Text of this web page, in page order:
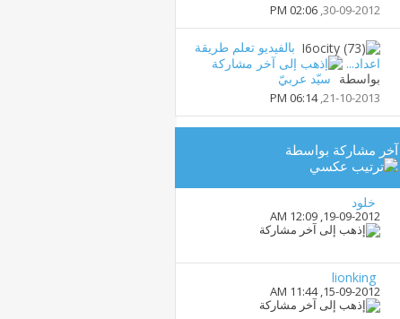
30-09-2012,
02:06 PM
بالفيديو تعلم طريقة
اعداد...
بواسطة سيّد عربيّ
21-10-2013,
06:14 PM
آخر مشاركة بواسطة
خلود
19-09-2012,
12:09 AM
lionking
15-09-2012,
11:44 AM